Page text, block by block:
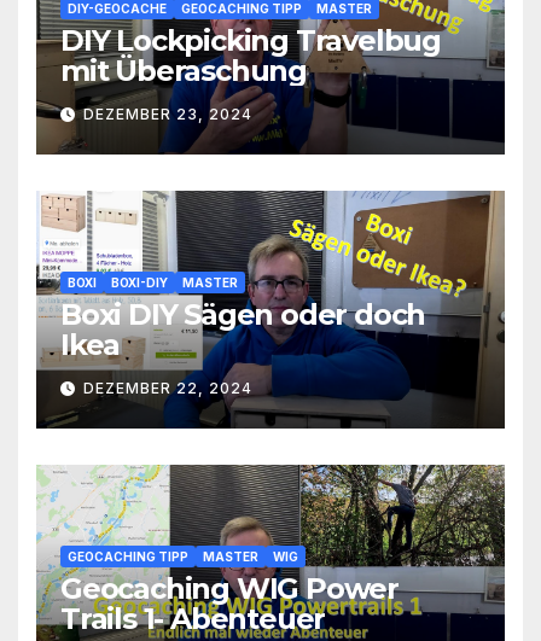
DIY-GEOCACHE GEOCACHING TIPP MASTER
DIY Lockpicking Travelbug
mit Überaschung
DEZEMBER 23, 2024
BOXI BOXI-DIY MASTER
Boxi DIY Sägen oder doch
Ikea
DEZEMBER 22, 2024
GEOCACHING TIPP MASTER WIG
Geocaching WIG Power
Trails 1- Abenteuer